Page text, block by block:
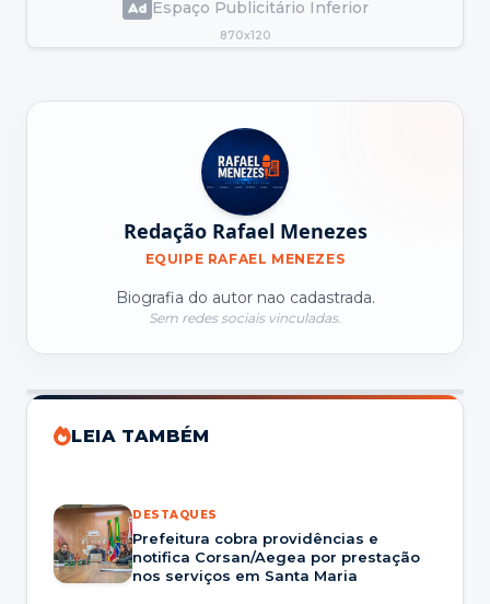
Espaço Publicitário Inferior
870x120
Redação Rafael Menezes
EQUIPE RAFAEL MENEZES
Biografia do autor nao cadastrada.
Sem redes sociais vinculadas.
LEIA TAMBÉM
DESTAQUES
Prefeitura cobra providências e
notifica Corsan/Aegea por prestação
nos serviços em Santa Maria